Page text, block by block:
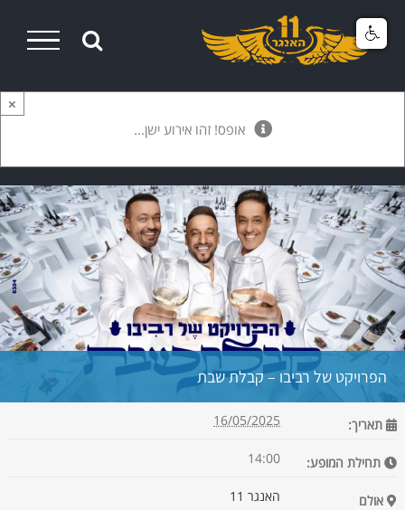
Skip
×
אופס! זהו אירוע ישן...
הפרויקט של רביבו – קבלת שבת
תאריך: 16/05/2025
תחילת המופע: 14:00
אולם האנגר 11